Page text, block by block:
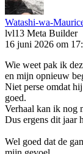
Watashi-wa-
lvl13 Meta Builder
16 juni 2026 om
Wie weet pak ik
en mijn opnieuw
Niet perse omdat
goed.
Verhaal kan ik nog
Dus ergens dit jaar
Wel goed dat de